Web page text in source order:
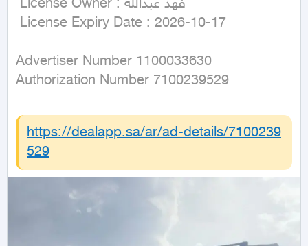
License Expiry Date : 2026-10-17
Advertiser Number 1100033630
Authorization Number 7100239529
https://dealapp.sa/ar/ad-details/7100239
529